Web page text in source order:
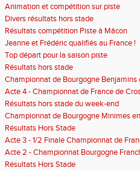
Animation et compétition sur piste
Divers résultats hors stade
Résultats compétition Piste à Mâcon
Jeanne et Frédéric qualifiés au France !
Top départ pour la saison piste
Résultats hors stade
Championnat de Bourgogne Benjamins
Acte 4 - Championnat de France de
Résultats hors stade du week-end
Championnat de Bourgogne Minimes
Résultats Hors Stade
Acte 3 - 1/2 Finale Championnat de
Acte 2 - Championnat Bourgogne
Résultats Hors Stade